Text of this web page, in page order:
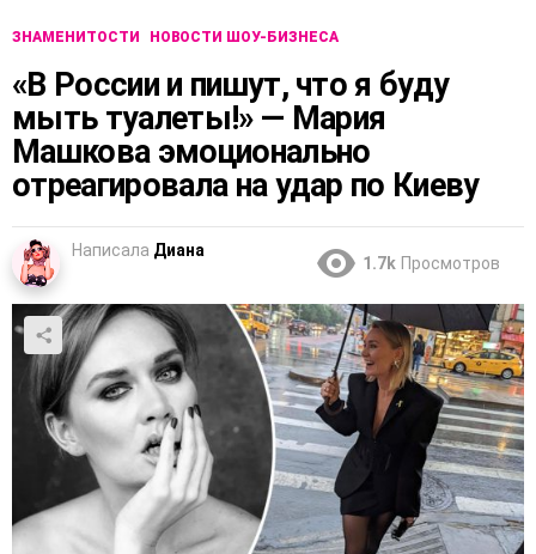
ЗНАМЕНИТОСТИ НОВОСТИ ШОУ-БИЗНЕСА
«В России и пишут, что я буду
мыть туалеты!» — Мария
Машкова эмоционально
отреагировала на удар по Киеву
Написала Диана
1.7k Просмотров